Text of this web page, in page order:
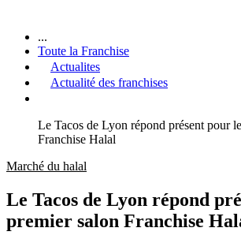
...
Toute la Franchise
Actualites
Actualité des franchises
Le Tacos de Lyon répond présent pour
Franchise Halal
Marché du halal
Le Tacos de Lyon répond
premier salon Franchise